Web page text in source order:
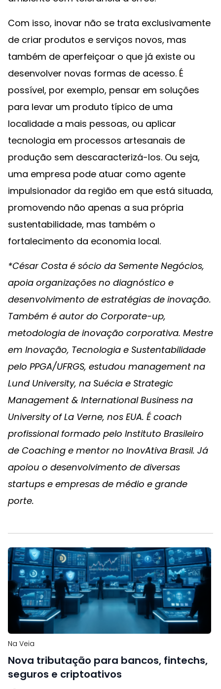
Com isso, inovar não se trata exclusivamente
de criar produtos e serviços novos, mas
também de aperfeiçoar o que já existe ou
desenvolver novas formas de acesso. É
possível, por exemplo, pensar em soluções
para levar um produto típico de uma
localidade a mais pessoas, ou aplicar
tecnologia em processos artesanais de
produção sem descaracterizá-los. Ou seja,
uma empresa pode atuar como agente
impulsionador da região em que está situada,
promovendo não apenas a sua própria
sustentabilidade, mas também o
fortalecimento da economia local.
*César Costa é sócio da Semente Negócios,
apoia organizações no diagnóstico e
desenvolvimento de estratégias de inovação.
Também é autor do Corporate-up,
metodologia de inovação corporativa. Mestre
em Inovação, Tecnologia e Sustentabilidade
pelo PPGA/UFRGS, estudou management na
Lund University, na Suécia e Strategic
Management & International Business na
University of La Verne, nos EUA. É coach
profissional formado pelo Instituto Brasileiro
de Coaching e mentor no InovAtiva Brasil. Já
apoiou o desenvolvimento de diversas
startups e empresas de médio e grande
porte.
Na Veia
Nova tributação para bancos, fintechs,
seguros e criptoativos